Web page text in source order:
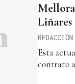
REDACCIÓN
Esta
contrato